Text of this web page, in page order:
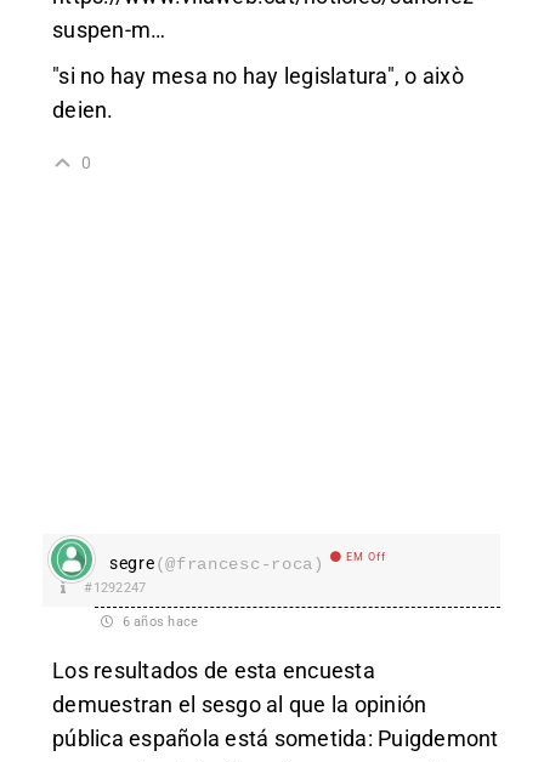
suspen-m…
"si no hay mesa no hay legislatura", o això
deien.
0
segre(@francesc-roca) EM Off
#1292247
6 años hace
Los resultados de esta encuesta
demuestran el sesgo al que la opinión
pública española está sometida: Puigdemont